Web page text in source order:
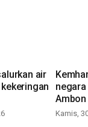
air
negara
Ambon
Kamis,